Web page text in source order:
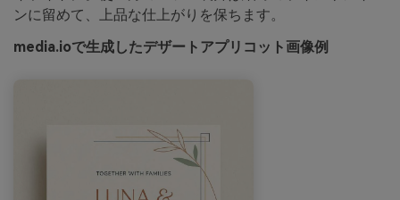
ンに留めて、上品な仕上がりを保ちます。
media.ioで生成したデザートアプリコット画像例